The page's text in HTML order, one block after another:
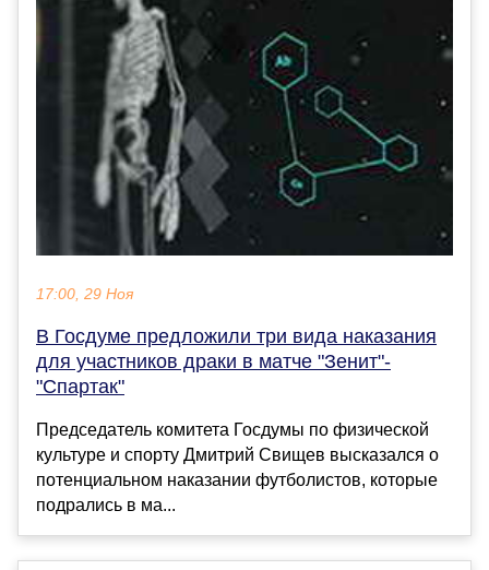
17:00, 29 Ноя
В Госдуме предложили три вида наказания
для участников драки в матче "Зенит"-
"Спартак"
Председатель комитета Госдумы по физической
культуре и спорту Дмитрий Свищев высказался о
потенциальном наказании футболистов, которые
подрались в ма...